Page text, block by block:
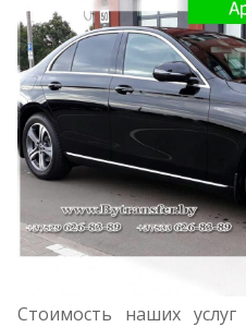
Стоимость наших